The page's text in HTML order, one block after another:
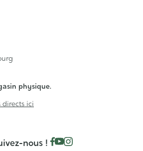
pleinement de tous leurs actifs.
physique.
directs ici
nous !